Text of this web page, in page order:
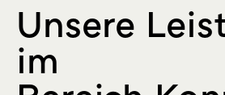
Unsere
im